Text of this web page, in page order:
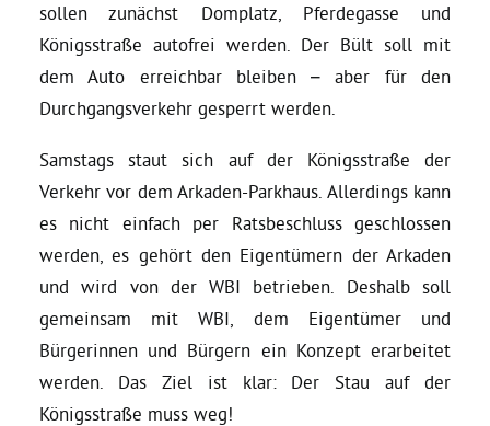
Ratsanträge
Fraktionsgeschäftsstelle
Bezirksvertretungen
Aktiv werden
Termine
Arbeitsgruppen
sollen zunächst Domplatz, Pferdegasse und
Königsstraße autofrei werden. Der Bült soll mit
dem Auto erreichbar bleiben – aber für den
Durchgangsverkehr gesperrt werden.
Samstags staut sich auf der Königsstraße der
Verkehr vor dem Arkaden-Parkhaus. Allerdings kann
es nicht einfach per Ratsbeschluss geschlossen
werden, es gehört den Eigentümern der Arkaden
und wird von der WBI betrieben. Deshalb soll
gemeinsam mit WBI, dem Eigentümer und
Bürgerinnen und Bürgern ein Konzept erarbeitet
werden. Das Ziel ist klar: Der Stau auf der
Königsstraße muss weg!